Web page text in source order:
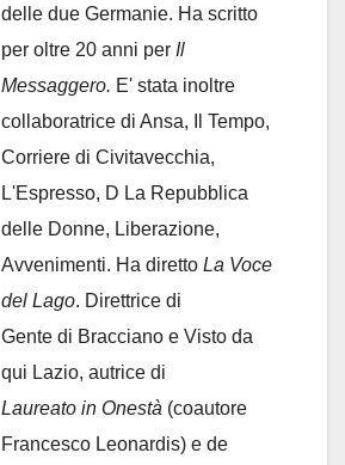
delle due Germanie. Ha scritto
per oltre 20 anni per Il
Messaggero. E' stata inoltre
collaboratrice di Ansa, Il Tempo,
Corriere di Civitavecchia,
L'Espresso, D La Repubblica
delle Donne, Liberazione,
Avvenimenti. Ha diretto La Voce
del Lago. Direttrice di
Gente di Bracciano e Visto da
qui Lazio, autrice di
Laureato in Onestà (coautore
Francesco Leonardis) e de